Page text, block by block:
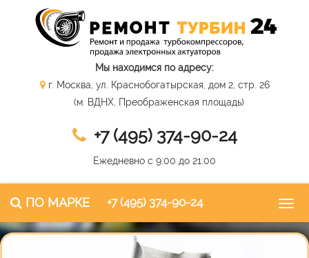
Мы находимся по адресу:
г. Москва, ул. Краснобогатырская, дом 2, стр. 26
(м. ВДНХ, Преображенская площадь)
+7 (495) 374-90-24
Ежедневно с 9:00 до 21:00
ПО МАРКЕ +7 (495) 374-90-24